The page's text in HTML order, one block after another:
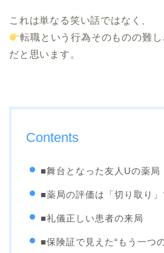
これは単なる笑い話ではなく、
転職という行為そのものの難
だと思います。
Contents
■舞台となった友人Uの薬局
■薬局の評価は「切り取り」
■礼儀正しい患者の来局
■保険証で見えた“もう一つ